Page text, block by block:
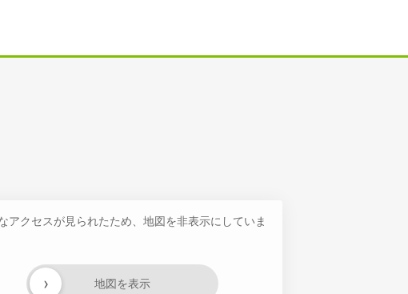
アクセスが見られたため、地図を非表示にしていま
地図を表示
›